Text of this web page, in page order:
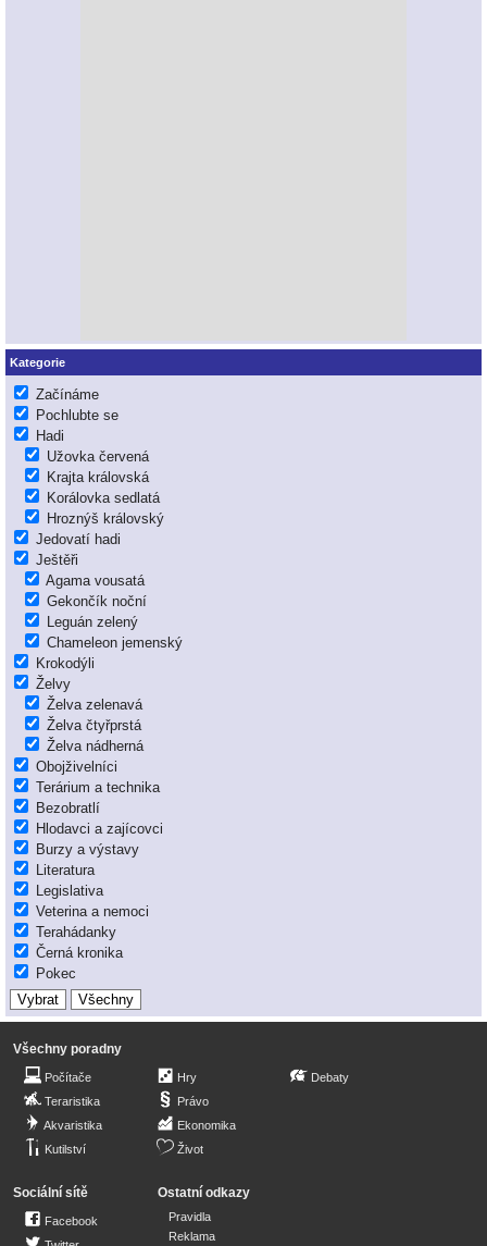
Kategorie
Začínáme
Pochlubte se
Hadi
Užovka červená
Krajta královská
Korálovka sedlatá
Hroznýš královský
Jedovatí hadi
Ještěři
Agama vousatá
Gekončík noční
Leguán zelený
Chameleon jemenský
Krokodýli
Želvy
Želva zelenavá
Želva čtyřprstá
Želva nádherná
Obojživelníci
Terárium a technika
Bezobratlí
Hlodavci a zajícovci
Burzy a výstavy
Literatura
Legislativa
Veterina a nemoci
Terahádanky
Černá kronika
Pokec
Všechny poradny
Počítače
Teraristika
Akvaristika
Kutilství
Hry
Právo
Ekonomika
Život
Debaty
Sociální sítě
Facebook
Ostatní odkazy
Pravidla
Reklama